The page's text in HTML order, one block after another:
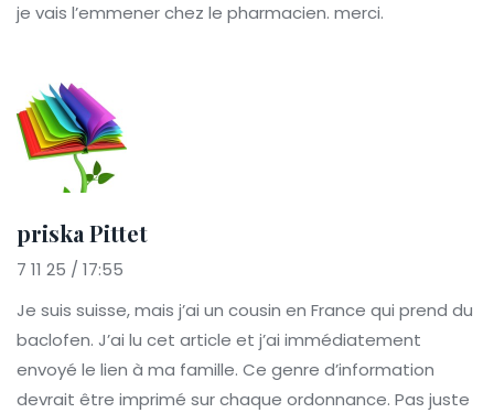
je vais l’emmener chez le pharmacien. merci.
priska Pittet
7 11 25 / 17:55
Je suis suisse, mais j’ai un cousin en France qui prend du
baclofen. J’ai lu cet article et j’ai immédiatement
envoyé le lien à ma famille. Ce genre d’information
devrait être imprimé sur chaque ordonnance. Pas juste